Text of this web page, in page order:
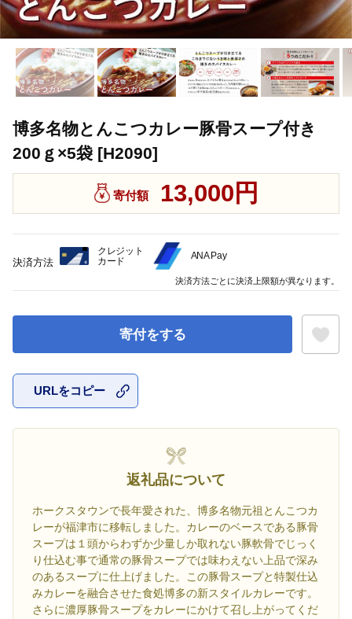
博多名物とんこつカレー豚骨スープ付き
200ｇ×5袋 [H2090]
寄付額 13,000円
寄付をする
URLをコピー
返礼品について
ホークスタウンで長年愛された、博多名物元祖とんこつカ
レーが福津市に移転しました。カレーのベースである豚骨
スープは１頭からわずか少量しか取れない豚軟骨でじっく
り仕込む事で通常の豚骨スープでは味わえない上品で深み
のあるスープに仕上げました。この豚骨スープと特製仕込
みカレーを融合させた食処博多の新スタイルカレーです。
さらに濃厚豚骨スープをカレーにかけて召し上がってくだ
決済方法
クレジット
カード
ANA Pay
決済方法ごとに決済上限額が異なります。